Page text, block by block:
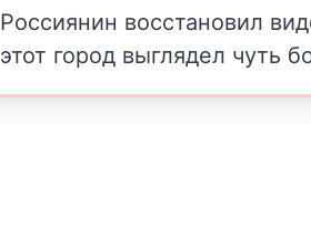
Россиянин восстановил
этот город выглядел чуть